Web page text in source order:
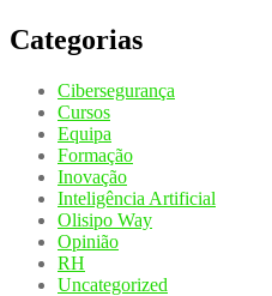
Categorias
Cibersegurança
Cursos
Equipa
Formação
Inovação
Inteligência Artificial
Olisipo Way
Opinião
RH
Uncategorized